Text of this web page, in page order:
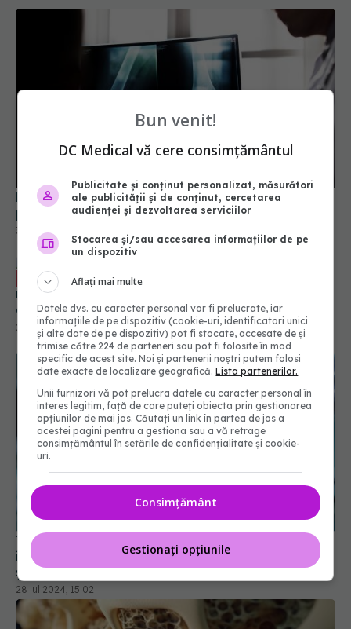
periculoase în diagnosticarea osteoartritei
EXCLUSIV Cele mai comune fracturi din sezonul
rece. Dr. Vladimir Pușcașu: Se sprijină în palmă,
cade în mână. Are loc fractura
Tratamentul care repară țesuturile și poate
inversa paralizia. Ce sunt moleculele dansatoare
și cum vindecă leziunile măduvei spinării
Bun venit!
DC Medical vă cere consimțământul
Publicitate și conținut personalizat, măsurători
ale publicității și de conținut, cercetarea
audienței și dezvoltarea serviciilor
Stocarea și/sau accesarea informațiilor de pe
un dispozitiv
Aflați mai multe
Datele dvs. cu caracter personal vor fi prelucrate, iar
informațiile de pe dispozitiv (cookie-uri, identificatori unici
și alte date de pe dispozitiv) pot fi stocate, accesate de și
trimise către 224 de parteneri sau pot fi folosite în mod
specific de acest site. Noi și partenerii noștri putem folosi
date exacte de localizare geografică.Lista partenerilor.
Unii furnizori vă pot prelucra datele cu caracter personal în
interes legitim, față de care puteți obiecta prin gestionarea
opțiunilor de mai jos. Căutați un link în partea de jos a
acestei pagini pentru a gestiona sau a vă retrage
consimțământul în setările de confidențialitate și cookie-
uri.
Consimțământ
Gestionați opțiunile